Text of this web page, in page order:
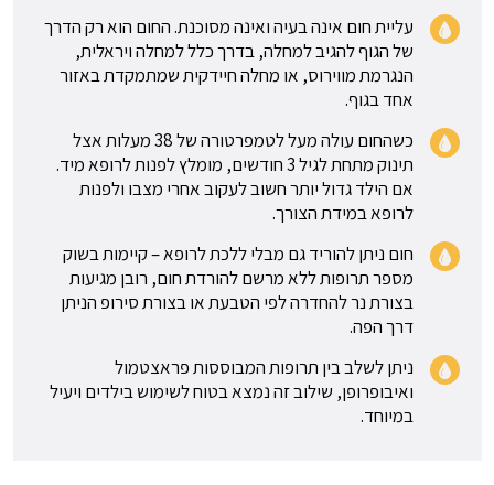
עליית חום אינה בעיה ואינה מסוכנת. החום הוא רק הדרך
של הגוף להגיב למחלה, בדרך כלל למחלה ויראלית,
הנגרמת מווירוס, או מחלה חיידקית שמתמקדת באזור
אחד בגוף.
כשהחום עולה מעל לטמפרטורה של 38 מעלות אצל
תינוק מתחת לגיל 3 חודשים, מומלץ לפנות לרופא מיד.
אם הילד גדול יותר חשוב לעקוב אחרי מצבו ולפנות
לרופא במידת הצורך.
חום ניתן להוריד גם מבלי ללכת לרופא – קיימות בשוק
מספר תרופות ללא מרשם להורדת חום, רובן מגיעות
בצורת נר להחדרה לפי הטבעת או בצורת סירופ הניתן
דרך הפה.
ניתן לשלב בין תרופות המבוססות פראצטמול
ואיבופרופן, שילוב זה נמצא בטוח לשימוש בילדים ויעיל
במיוחד.